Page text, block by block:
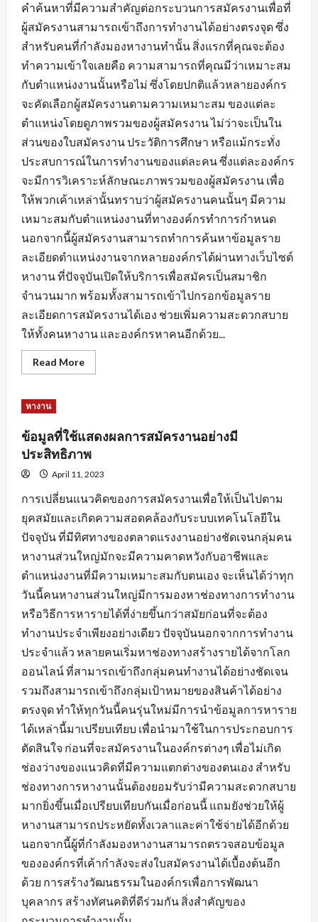
คำค้นหาที่มีความสำคัญต่อกระบวนการสมัครงานเพื่อที่
ผู้สมัครงานสามารถเข้าถึงการทำงานได้อย่างตรงจุด ซึ่ง
สำหรับคนที่กำลังมองหางานทำนั้น สิ่งแรกที่คุณจะต้อง
ทำความเข้าใจเลยคือ ความสามารถที่คุณมีว่าเหมาะสม
กับตำแหน่งงานนั้นหรือไม่ ซึ่งโดยปกติแล้วหลายองค์กร
จะคัดเลือกผู้สมัครงานตามความเหมาะสม ของแต่ละ
ตำแหน่งโดยดูภาพรวมของผู้สมัครงาน ไม่ว่าจะเป็นใน
ส่วนของใบสมัครงาน ประวัติการศึกษา หรือแม้กระทั่ง
ประสบการณ์ในการทำงานของแต่ละคน ซึ่งแต่ละองค์กร
จะมีการวิเคราะห์ลักษณะภาพรวมของผู้สมัครงาน เพื่อ
ให้พวกเค้าเหล่านั้นทราบว่าผู้สมัครงานคนนั้นๆ มีความ
เหมาะสมกับตำแหน่งงานที่ทางองค์กรทำการกำหนด
นอกจากนี้ผู้สมัครงานสามารถทำการค้นหาข้อมูลราย
ละเอียดตำแหน่งงานจากหลายองค์กรได้ผ่านทางเว็บไซต์
หางาน ที่ปัจจุบันเปิดให้บริการเพื่อสมัครเป็นสมาชิก
จำนวนมาก พร้อมทั้งสามารถเข้าไปกรอกข้อมูลราย
ละเอียดการสมัครงานได้เอง ช่วยเพิ่มความสะดวกสบาย
ให้ทั้งคนหางาน และองค์กรหาคนอีกด้วย...
Read MoreRead
more
สมัคร
งาน
พร้อม
คำ
แนะนำ
ปรับ
ข้อมูล
ใบ
สมัคร
หางาน
ข้อมูลที่ใช้แสดงผลการสมัครงานอย่างมี
ประสิทธิภาพ
April 11, 2023
การเปลี่ยนแนวคิดของการสมัครงานเพื่อให้เป็นไปตาม
ยุคสมัยและเกิดความสอดคล้องกับระบบเทคโนโลยีใน
ปัจจุบัน ที่มีทิศทางของตลาดแรงงานอย่างชัดเจนกลุ่มคน
หางานส่วนใหญ่มักจะมีความคาดหวังกับอาชีพและ
ตำแหน่งงานที่มีความเหมาะสมกับตนเอง จะเห็นได้ว่าทุก
วันนี้คนหางานส่วนใหญ่มีการมองหาช่องทางการทำงาน
หรือวิธีการหารายได้ที่ง่ายขึ้นกว่าสมัยก่อนที่จะต้อง
ทำงานประจำเพียงอย่างเดียว ปัจจุบันนอกจากการทำงาน
ประจำแล้ว หลายคนเริ่มหาช่องทางสร้างรายได้จากโลก
ออนไลน์ ที่สามารถเข้าถึงกลุ่มคนทำงานได้อย่างชัดเจน
รวมถึงสามารถเข้าถึงกลุ่มเป้าหมายของสินค้าได้อย่าง
ตรงจุด ทำให้ทุกวันนี้คนรุ่นใหม่มีการนำข้อมูลการหาราย
ได้เหล่านี้มาเปรียบเทียบ เพื่อนำมาใช้ในการประกอบการ
ตัดสินใจ ก่อนที่จะสมัครงานในองค์กรต่างๆ เพื่อไม่เกิด
ช่องว่างของแนวคิดที่มีความแตกต่างของตนเอง สำหรับ
ช่องทางการหางานนั้นต้องยอมรับว่ามีความสะดวกสบาย
มากยิ่งขึ้นเมื่อเปรียบเทียบกันเมื่อก่อนนี้ แถมยังช่วยให้ผู้
หางานสามารถประหยัดทั้งเวลาและค่าใช้จ่ายได้อีกด้วย
นอกจากนี้ผู้ที่กำลังมองหางานสามารถตรวจสอบข้อมูล
ขององค์กรที่เค้ากำลังจะส่งใบสมัครงานได้เบื้องต้นอีก
ด้วย การสร้างวัฒนธรรมในองค์กรเพื่อการพัฒนา
บุคลากร สร้างทัศนคติที่ดีร่วมกัน สิ่งสำคัญของ